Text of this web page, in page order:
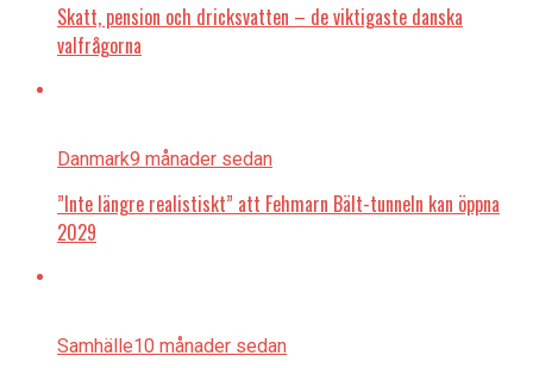
Skatt, pension och dricksvatten – de viktigaste danska
valfrågorna
Danmark9 månader sedan
”Inte längre realistiskt” att Fehmarn Bält-tunneln kan öppna
2029
Samhälle10 månader sedan